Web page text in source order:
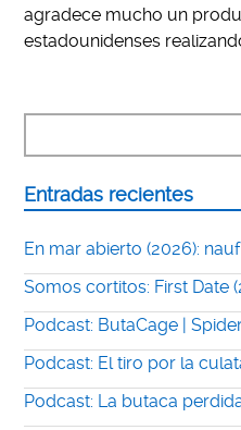
agradece mucho un
estadounidenses
Entradas recientes
En mar abierto (2026):
Somos cortitos: First Date
Podcast: ButaCage |
Podcast: El tiro por la
Podcast: La butaca